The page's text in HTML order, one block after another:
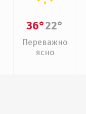
36°22°
Переважно
ясно